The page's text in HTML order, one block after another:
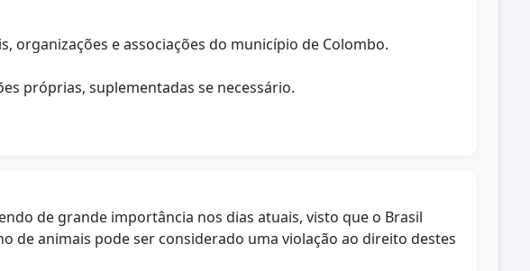
organizações e associações do município de Colombo.
próprias, suplementadas se necessário.
de grande importância nos dias atuais, visto que o Brasil
de animais pode ser considerado uma violação ao direito destes